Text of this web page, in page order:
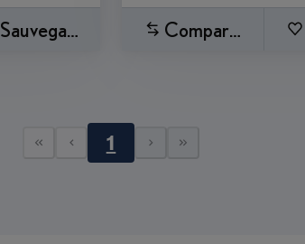
Sauvegardez Comparez
First page
Previous page
1